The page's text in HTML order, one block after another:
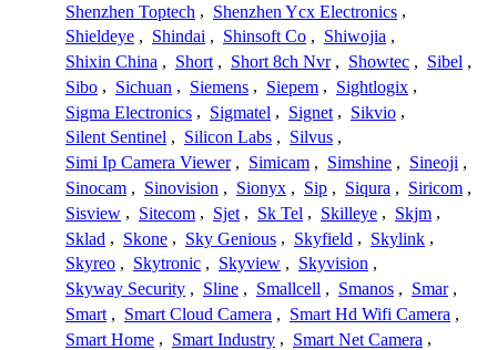
Shenzhen Toptech , Shenzhen Ycx Electronics ,
Shieldeye , Shindai , Shinsoft Co , Shiwojia ,
Shixin China , Short , Short 8ch Nvr , Showtec , Sibel ,
Sibo , Sichuan , Siemens , Siepem , Sightlogix ,
Sigma Electronics , Sigmatel , Signet , Sikvio ,
Silent Sentinel , Silicon Labs , Silvus ,
Simi Ip Camera Viewer , Simicam , Simshine , Sineoji ,
Sinocam , Sinovision , Sionyx , Sip , Siqura , Siricom ,
Sisview , Sitecom , Sjet , Sk Tel , Skilleye , Skjm ,
Sklad , Skone , Sky Genious , Skyfield , Skylink ,
Skyreo , Skytronic , Skyview , Skyvision ,
Skyway Security , Sline , Smallcell , Smanos , Smar ,
Smart , Smart Cloud Camera , Smart Hd Wifi Camera ,
Smart Home , Smart Industry , Smart Net Camera ,